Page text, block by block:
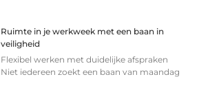
Ruimte in je werkweek met een baan in
veiligheid
Flexibel werken met duidelijke afspraken
Niet iedereen zoekt een baan van maandag